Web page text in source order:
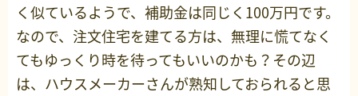
く似ているようで、補助金は同じく100万円です。
なので、注文住宅を建てる方は、無理に慌てなく
てもゆっくり時を待ってもいいのかも？その辺
は、ハウスメーカーさんが熟知しておられると思